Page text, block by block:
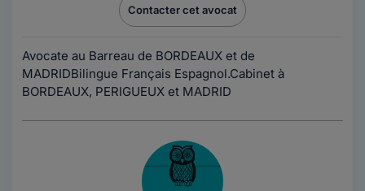
Contacter cet avocat
Avocate au Barreau de BORDEAUX et de
MADRIDBilingue Français Espagnol.Cabinet à
BORDEAUX, PERIGUEUX et MADRID